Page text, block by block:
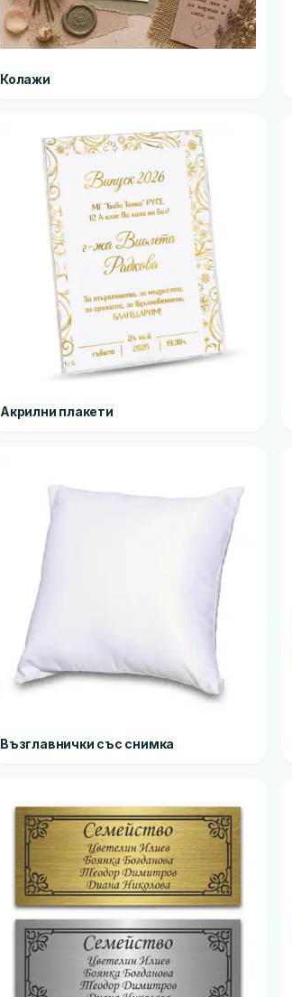
Колажи
Акрилни плакети
Възглавнички със снимка